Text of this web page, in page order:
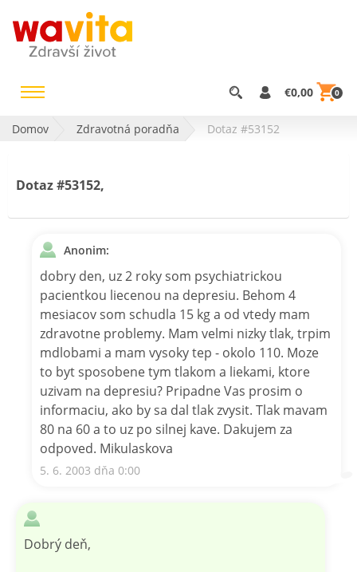
€0,00 0
Domov Zdravotná poradňa Dotaz #53152
Dotaz #53152,
Anonim:
dobry den, uz 2 roky som psychiatrickou
pacientkou liecenou na depresiu. Behom 4
mesiacov som schudla 15 kg a od vtedy mam
zdravotne problemy. Mam velmi nizky tlak, trpim
mdlobami a mam vysoky tep - okolo 110. Moze
to byt sposobene tym tlakom a liekami, ktore
uzivam na depresiu? Pripadne Vas prosim o
informaciu, ako by sa dal tlak zvysit. Tlak mavam
80 na 60 a to uz po silnej kave. Dakujem za
odpoved. Mikulaskova
5. 6. 2003 dňa 0:00
Dobrý deň,